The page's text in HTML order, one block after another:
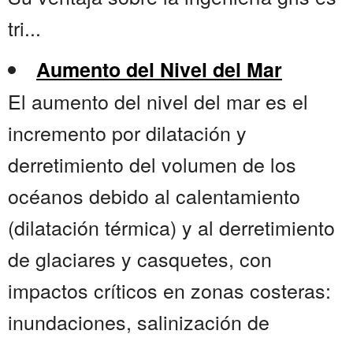
tri...
Aumento del Nivel del Mar
El aumento del nivel del mar es el
incremento por dilatación y
derretimiento del volumen de los
océanos debido al calentamiento
(dilatación térmica) y al derretimiento
de glaciares y casquetes, con
impactos críticos en zonas costeras:
inundaciones, salinización de